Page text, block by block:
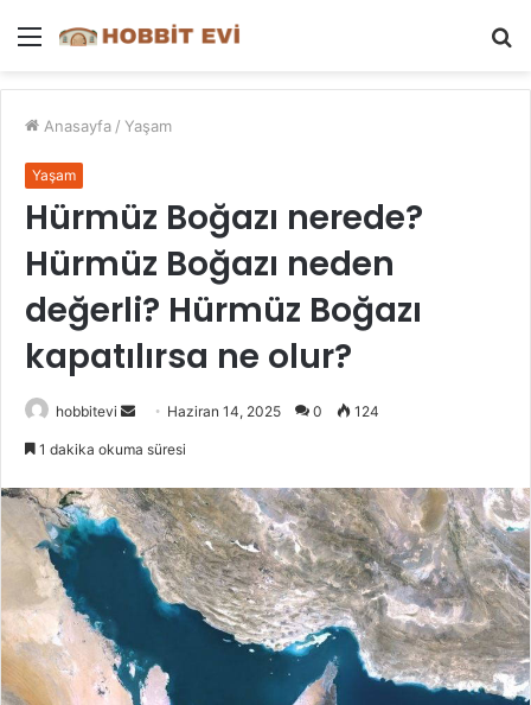
Menü
Anasayfa / Yaşam
Yaşam
Hürmüz Boğazı nerede?
Hürmüz Boğazı neden
değerli? Hürmüz Boğazı
kapatılırsa ne olur?
hobbitevi
Bir
göndermek
Haziran 14, 2025 0 124
1 dakika okuma süresi